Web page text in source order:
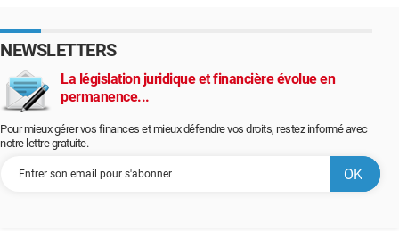
NEWSLETTERS
La législation juridique et financière évolue en
permanence...
Pour mieux gérer vos finances et mieux défendre vos droits, restez informé avec
notre lettre gratuite.